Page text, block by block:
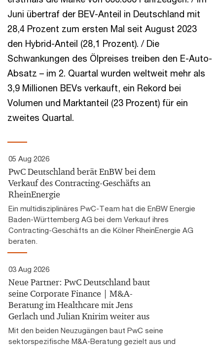
Juni übertraf der BEV-Anteil in Deutschland mit
28,4 Prozent zum ersten Mal seit August 2023
den Hybrid-Anteil (28,1 Prozent). / Die
Schwankungen des Ölpreises treiben den E-Auto-
Absatz – im 2. Quartal wurden weltweit mehr als
3,9 Millionen BEVs verkauft, ein Rekord bei
Volumen und Marktanteil (23 Prozent) für ein
zweites Quartal.
05 Aug 2026
PwC Deutschland berät EnBW bei dem
Verkauf des Contracting-Geschäfts an
RheinEnergie
Ein multidisziplinäres PwC-Team hat die EnBW Energie
Baden-Württemberg AG bei dem Verkauf ihres
Contracting-Geschäfts an die Kölner RheinEnergie AG
beraten.
03 Aug 2026
Neue Partner: PwC Deutschland baut
seine Corporate Finance | M&A-
Beratung im Healthcare mit Jens
Gerlach und Julian Knirim weiter aus
Mit den beiden Neuzugängen baut PwC seine
sektorspezifische M&A-Beratung gezielt aus und